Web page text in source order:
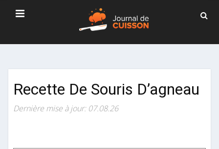
Recette De Souris D’agneau
Dernière mise à jour: 07.08.26